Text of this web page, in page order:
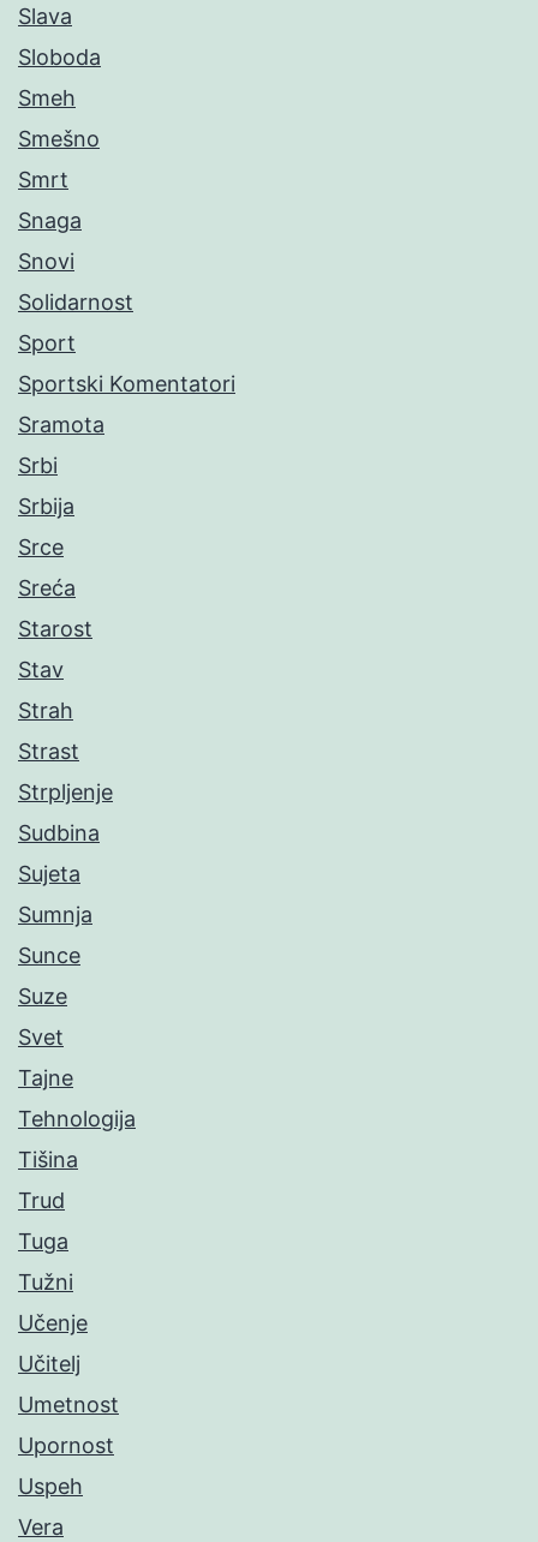
Slava
Sloboda
Smeh
Smešno
Smrt
Snaga
Snovi
Solidarnost
Sport
Sportski Komentatori
Sramota
Srbi
Srbija
Srce
Sreća
Starost
Stav
Strah
Strast
Strpljenje
Sudbina
Sujeta
Sumnja
Sunce
Suze
Svet
Tajne
Tehnologija
Tišina
Trud
Tuga
Tužni
Učenje
Učitelj
Umetnost
Upornost
Uspeh
Vera